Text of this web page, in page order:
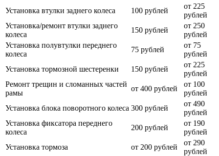
Установка втулки заднего колеса
100 рублей
от 225
рублей
Установка/ремонт втулки заднего
колеса
150 рублей
от 250
рублей
Установка полувтулки переднего
колеса
75 рублей
от 75
рублей
Установка тормозной шестеренки
150 рублей
от 225
рублей
Ремонт трещин и сломанных частей
рамы
от 400 рублей
от 100
рублей
Установка блока поворотного колеса 300 рублей
от 490
рублей
Установка фиксатора переднего
колеса
200 рублей
от 190
рублей
Установка тормоза
от 200 рублей
от 290
рублей